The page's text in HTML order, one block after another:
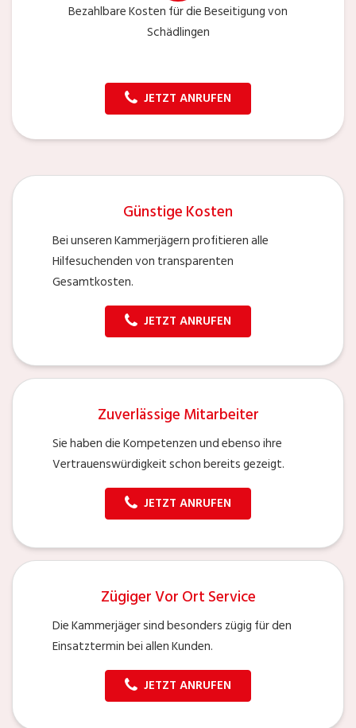
Bezahlbare Kosten für die Beseitigung von
Schädlingen
JETZT ANRUFEN
Günstige Kosten
Bei unseren Kammerjägern profitieren alle
Hilfesuchenden von transparenten
Gesamtkosten.
JETZT ANRUFEN
Zuverlässige Mitarbeiter
Sie haben die Kompetenzen und ebenso ihre
Vertrauenswürdigkeit schon bereits gezeigt.
JETZT ANRUFEN
Zügiger Vor Ort Service
Die Kammerjäger sind besonders zügig für den
Einsatztermin bei allen Kunden.
JETZT ANRUFEN